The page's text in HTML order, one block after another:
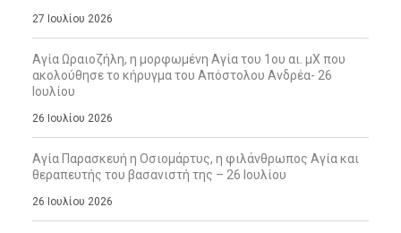
27 Ιουλίου 2026
Αγία Ωραιοζήλη, η μορφωμένη Αγία του 1ου αι. μΧ που
ακολούθησε το κήρυγμα του Απόστολου Ανδρέα- 26
Ιουλίου
26 Ιουλίου 2026
Αγία Παρασκευή η Οσιομάρτυς, η φιλάνθρωπος Αγία και
θεραπευτής του βασανιστή της – 26 Ιουλίου
26 Ιουλίου 2026